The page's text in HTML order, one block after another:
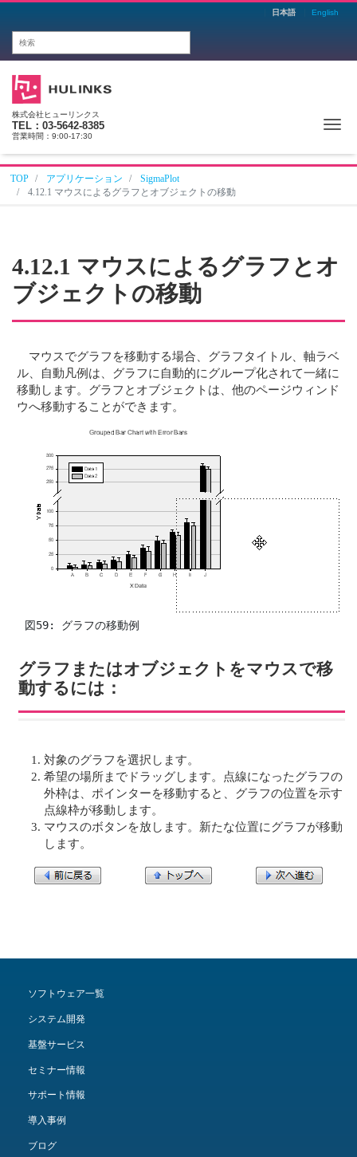
日本語 English
株式会社ヒューリンクス
TEL：03-5642-8385
営業時間：9:00-17:30
TOP アプリケーション
SigmaPlot
4.12.1 マウスによるグラフとオブジェクトの移動
4.12.1 マウスによるグラフとオ
ブジェクトの移動
マウスでグラフを移動する場合、グラフタイトル、軸ラベ
ル、自動凡例は、グラフに自動的にグループ化されて一緒に
移動します。グラフとオブジェクトは、他のページウィンド
ウへ移動することができます。
  図59: グラフの移動例
グラフまたはオブジェクトをマウスで移
動するには：
対象のグラフを選択します。
希望の場所までドラッグします。点線になったグラフの
外枠は、ポインターを移動すると、グラフの位置を示す
点線枠が移動します。
マウスのボタンを放します。新たな位置にグラフが移動
します。
ソフトウェア一覧
システム開発
基盤サービス
セミナー情報
サポート情報
導入事例
ブログ